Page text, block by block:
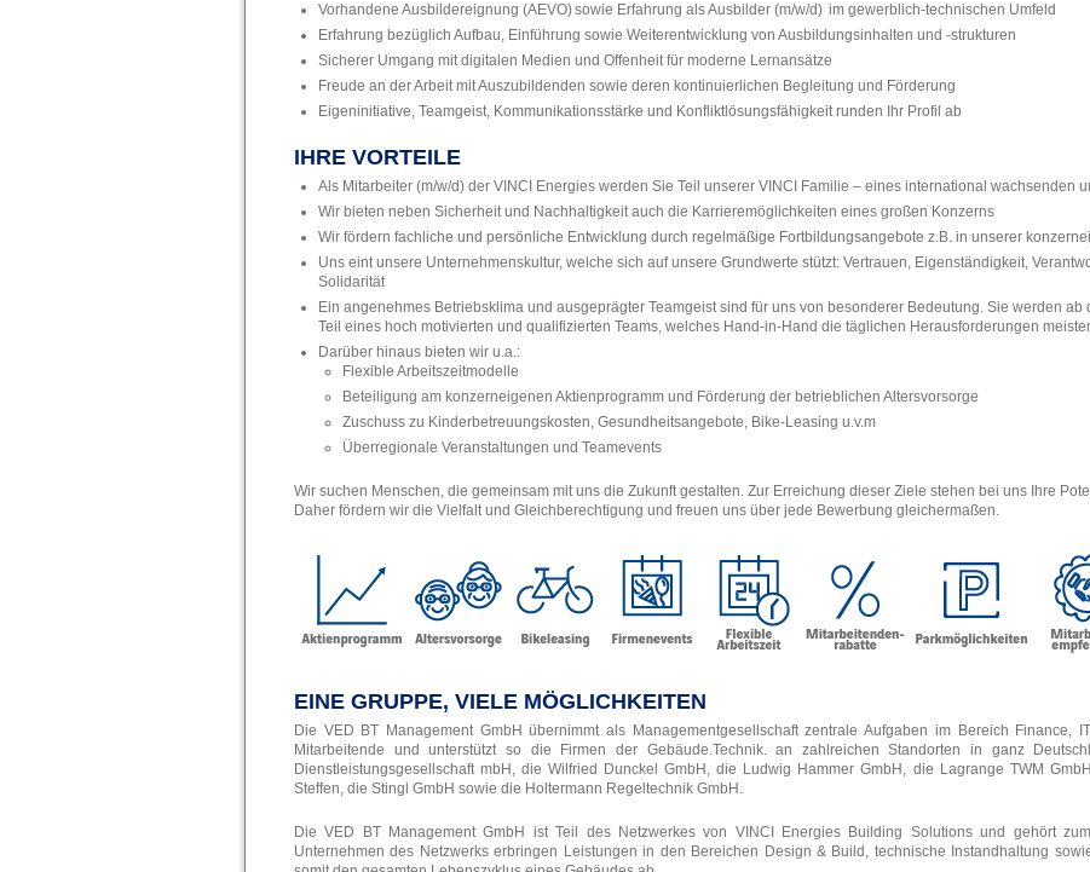
Vorhandene Ausbildereignung (AEVO) sowie Erfahrung als Ausbilder (m/w/d) im gewerblich-technischen Umfeld
Erfahrung bezüglich Aufbau, Einführung sowie Weiterentwicklung von Ausbildungsinhalten und -‍strukturen
Sicherer Umgang mit digitalen Medien und Offenheit für moderne Lernansätze
Freude an der Arbeit mit Auszubildenden sowie deren kontinuierlichen Begleitung und Förderung
Eigeninitiative, Teamgeist, Kommunikationsstärke und Konfliktlösungsfähigkeit runden Ihr Profil ab
IHRE VORTEILE
Als Mitarbeiter (m/w/d) der VINCI Energies werden Sie Teil unserer VINCI Familie – eines international wachsenden
Wir bieten neben Sicherheit und Nachhaltigkeit auch die Karrieremöglichkeiten eines großen Konzerns
Wir fördern fachliche und persönliche Entwicklung durch regelmäßige Fortbildungsangebote z.B. in unserer
Uns eint unsere Unternehmenskultur, welche sich auf unsere Grundwerte stützt: Vertrauen, Eigenständigkeit,
Solidarität
Ein angenehmes Betriebsklima und ausgeprägter Teamgeist sind für uns von besonderer Bedeutung. Sie werden ab
Teil eines hoch motivierten und qualifizierten Teams, welches Hand-in-Hand die täglichen Herausforderungen
Darüber hinaus bieten wir u.a.:
Flexible Arbeitszeitmodelle
Beteiligung am konzerneigenen Aktienprogramm und Förderung der betrieblichen Altersvorsorge
Zuschuss zu Kinderbetreuungskosten, Gesundheitsangebote, Bike-Leasing u.v.m
Überregionale Veranstaltungen und Teamevents
Wir suchen Menschen, die gemeinsam mit uns die Zukunft gestalten. Zur Erreichung dieser Ziele stehen bei uns Ihre
Daher fördern wir die Vielfalt und Gleichberechtigung und freuen uns über jede Bewerbung gleichermaßen.
EINE GRUPPE, VIELE MÖGLICHKEITEN
Die VED BT Management GmbH übernimmt als Managementgesellschaft zentrale Aufgaben im Bereich Finance,
Mitarbeitende und unterstützt so die Firmen der Gebäude.Technik. an zahlreichen Standorten in ganz
Dienstleistungsgesellschaft mbH, die Wilfried Dunckel GmbH, die Ludwig Hammer GmbH, die Lagrange TWM
Steffen, die Stingl GmbH sowie die Holtermann Regeltechnik GmbH.
Die VED BT Management GmbH ist Teil des Netzwerkes von VINCI Energies Building Solutions und gehört
Unternehmen des Netzwerks erbringen Leistungen in den Bereichen Design & Build, technische Instandhaltung